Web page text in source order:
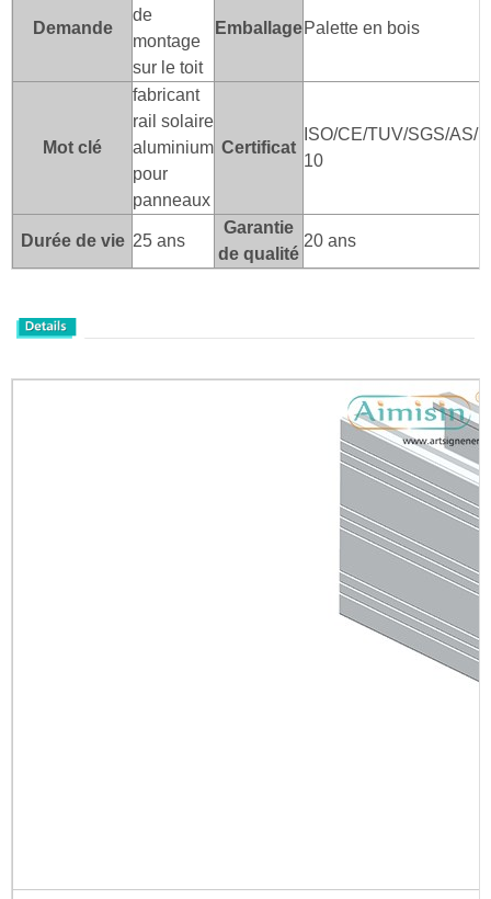
Demande
de
montage
sur le toit
EmballagePalette en bois
Mot clé
fabricant
rail solaire
aluminium
pour
panneaux
Certificat
ISO/CE/TUV/SGS/AS/
10
Durée de vie 25 ans
Garantie
de qualité
20 ans